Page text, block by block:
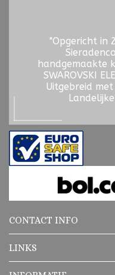
"Opgericht in
handgemaakte
SWAROVSKI
Uitgebreid
CONTACT INFO
LINKS